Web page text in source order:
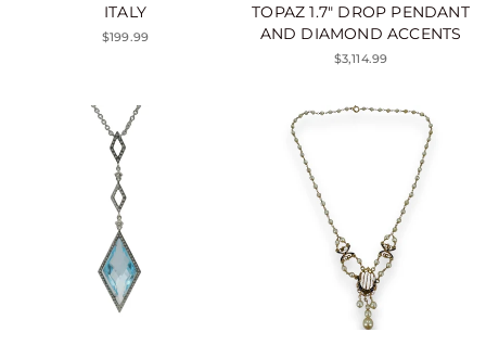
ITALY
$199.99
TOPAZ 1.7" DROP PENDANT
AND DIAMOND ACCENTS
$3,114.99